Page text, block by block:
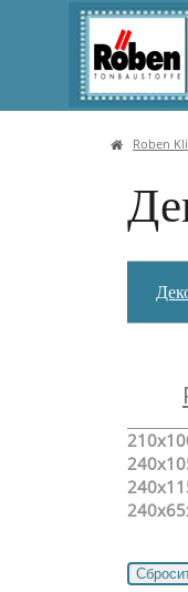
Roben